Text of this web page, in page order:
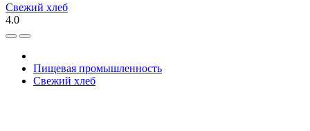
Свежий хлеб
4.0
Пищевая промышленность
Свежий хлеб